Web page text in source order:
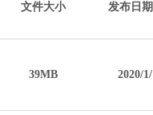
文件大小 发布日期
39MB 2020/